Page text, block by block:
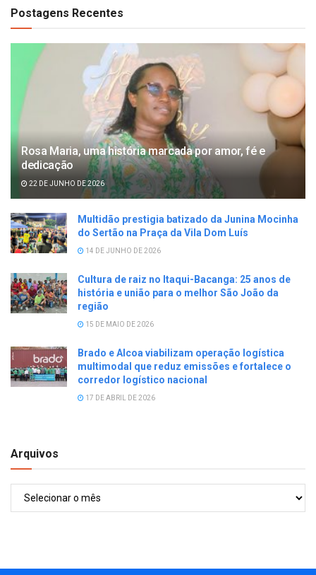
Postagens Recentes
Rosa Maria, uma história marcada por amor, fé e
dedicação
22 DE JUNHO DE 2026
Multidão prestigia batizado da Junina Mocinha
do Sertão na Praça da Vila Dom Luís
14 DE JUNHO DE 2026
Cultura de raiz no Itaqui-Bacanga: 25 anos de
história e união para o melhor São João da
região
15 DE MAIO DE 2026
Brado e Alcoa viabilizam operação logística
multimodal que reduz emissões e fortalece o
corredor logístico nacional
17 DE ABRIL DE 2026
Arquivos